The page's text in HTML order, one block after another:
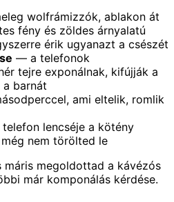
wolfrámizzók, ablakon át
fény és zöldes árnyalatú
érik ugyanazt a csészét
— a telefonok
tejre exponálnak, kifújják a
barnát
ami eltelik, romlik
lencséje a kötény
nem törölted le
máris megoldottad a kávézós
már komponálás kérdése.